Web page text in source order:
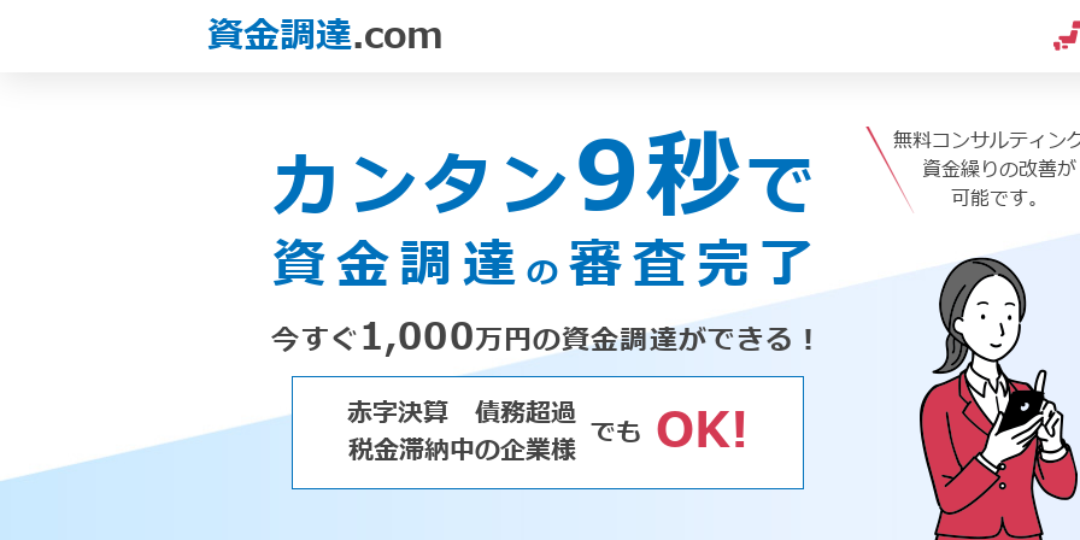
資金調達.com
カンタン9秒で
資金調達の 審査完了
今すぐ1,000万円の資金調達ができる！
赤字決算
債務超過
税金滞納中の企業様 でも OK!
無料コンサルティン
資金繰りの改善が
可能です。